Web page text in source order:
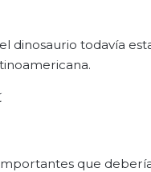
dinosaurio todavía
que